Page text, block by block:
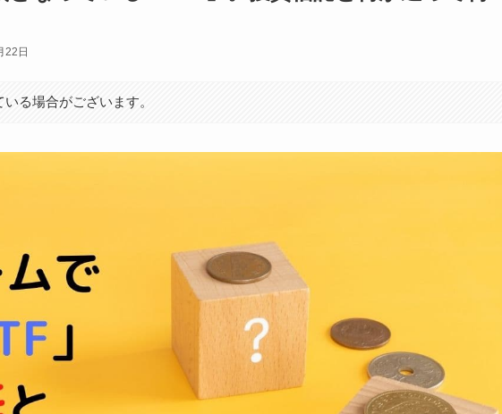
22日
る場合がございます。